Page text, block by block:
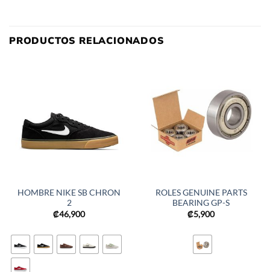
PRODUCTOS RELACIONADOS
HOMBRE NIKE SB CHRON
2
₡46,900
ROLES GENUINE PARTS
BEARING GP-S
₡5,900